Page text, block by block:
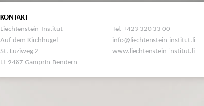
KONTAKT
Liechtenstein-Institut
Auf dem Kirchhügel
St. Luziweg 2
LI-9487 Gamprin-Bendern
Tel. +423 320 33 00
info@liechtenstein-institut.li
www.liechtenstein-institut.li